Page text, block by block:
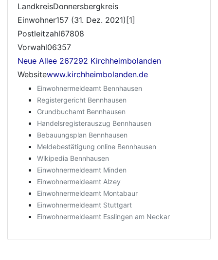
LandkreisDonnersbergkreis
Einwohner157 (31. Dez. 2021)[1]
Postleitzahl67808
Vorwahl06357
Neue Allee 267292 Kirchheimbolanden
Websitewww.kirchheimbolanden.de
Einwohnermeldeamt Bennhausen
Registergericht Bennhausen
Grundbuchamt Bennhausen
Handelsregisterauszug Bennhausen
Bebauungsplan Bennhausen
Meldebestätigung online Bennhausen
Wikipedia Bennhausen
Einwohnermeldeamt Minden
Einwohnermeldeamt Alzey
Einwohnermeldeamt Montabaur
Einwohnermeldeamt Stuttgart
Einwohnermeldeamt Esslingen am Neckar